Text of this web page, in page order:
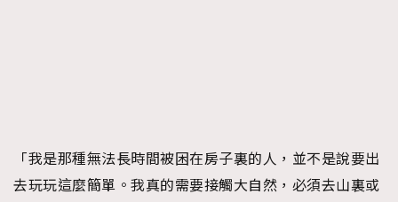
「我是那種無法長時間被困在房子裏的人，並不是說要出
去玩玩這麼簡單。我真的需要接觸大自然，必須去山裏或